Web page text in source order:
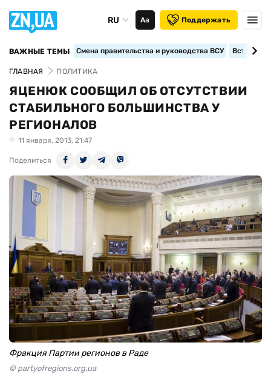
RU Аа Поддержать
ВАЖНЫЕ ТЕМЫ Смена правительства и руководства ВСУ
ГЛАВНАЯ ПОЛИТИКА
ЯЦЕНЮК СООБЩИЛ ОБ ОТСУТСТВИИ
СТАБИЛЬНОГО БОЛЬШИНСТВА У
РЕГИОНАЛОВ
11 января, 2013, 21:47
Поделиться
Фракция Партии регионов в Раде
© partyofregions.org.ua